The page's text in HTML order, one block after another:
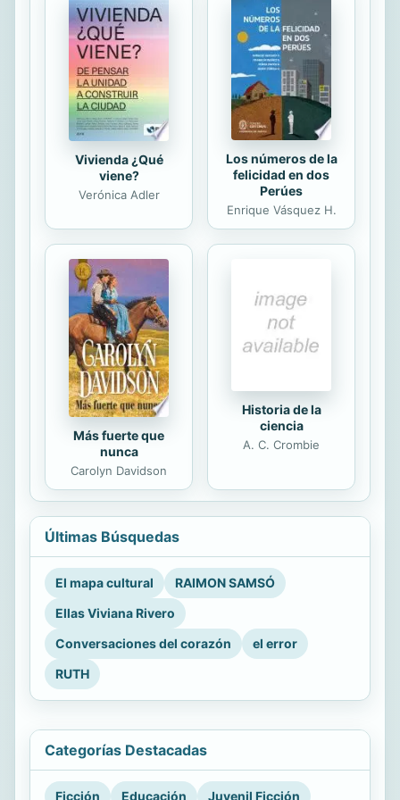
sola compañía de una calavera
llamada Gerundia. Cuando por fin
llega a Europa para tocar en la
Orquesta Sinfónica de Berlín se
enfrentará a las partituras
desconocidas...
Vivienda ¿Qué
viene?
Verónica Adler
Los números de la
felicidad en dos
Perúes
Enrique Vásquez H.
Más fuerte que
nunca
Carolyn Davidson
Historia de la
ciencia
A. C. Crombie
Últimas Búsquedas
El mapa cultural
RAIMON SAMSÓ
Ellas Viviana Rivero
Conversaciones del corazón
el error
RUTH
Categorías Destacadas
Ficción Educación Juvenil Ficción